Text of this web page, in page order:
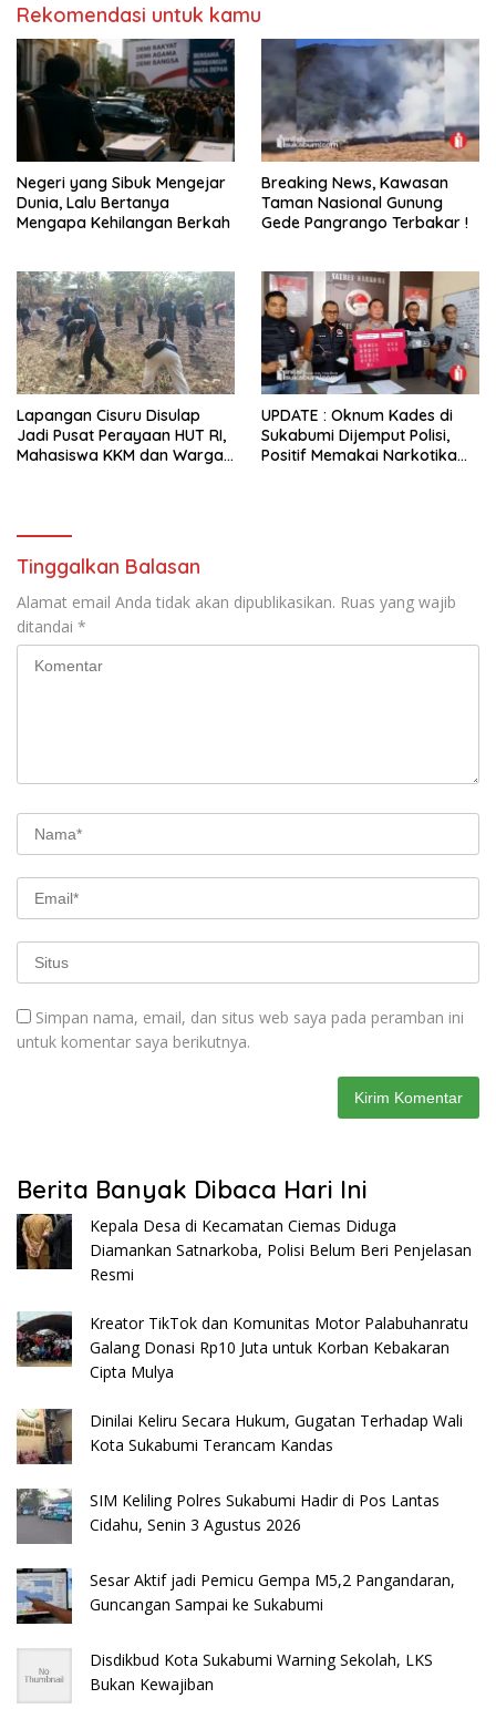
Rekomendasi untuk kamu
Negeri yang Sibuk Mengejar
Dunia, Lalu Bertanya
Mengapa Kehilangan Berkah
Breaking News, Kawasan
Taman Nasional Gunung
Gede Pangrango Terbakar !
Lapangan Cisuru Disulap
Jadi Pusat Perayaan HUT RI,
Mahasiswa KKM dan Warga
UPDATE : Oknum Kades di
Sukabumi Dijemput Polisi,
Positif Memakai Narkotika
Tinggalkan Balasan
Alamat email Anda tidak akan dipublikasikan. Ruas yang wajib
ditandai *
Simpan nama, email, dan situs web saya pada peramban ini
untuk komentar saya berikutnya.
Berita Banyak Dibaca Hari Ini
Kepala Desa di Kecamatan Ciemas Diduga
Diamankan Satnarkoba, Polisi Belum Beri Penjelasan
Resmi
Kreator TikTok dan Komunitas Motor Palabuhanratu
Galang Donasi Rp10 Juta untuk Korban Kebakaran
Cipta Mulya
Dinilai Keliru Secara Hukum, Gugatan Terhadap Wali
Kota Sukabumi Terancam Kandas
SIM Keliling Polres Sukabumi Hadir di Pos Lantas
Cidahu, Senin 3 Agustus 2026
Sesar Aktif jadi Pemicu Gempa M5,2 Pangandaran,
Guncangan Sampai ke Sukabumi
Disdikbud Kota Sukabumi Warning Sekolah, LKS
Bukan Kewajiban